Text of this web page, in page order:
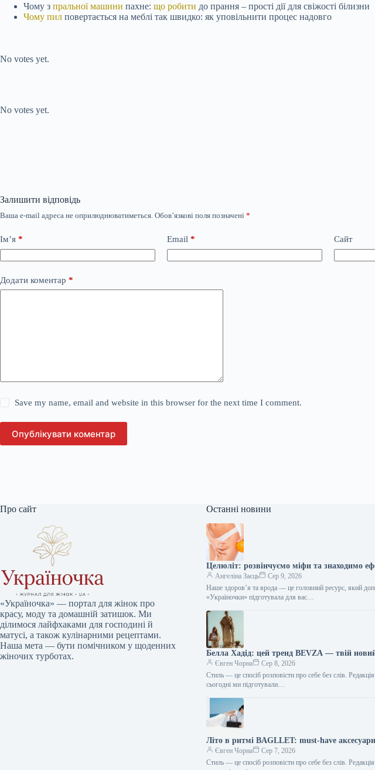
Чому з пральної машини пахне: що робити до прання – прості дії для свіжості білизни
Чому пил повертається на меблі так швидко: як уповільнити процес надовго
No votes yet.
No votes yet.
Залишити відповідь
Ваша e-mail адреса не оприлюднюватиметься. Обов’язкові поля позначені *
Ім’я * Email * Сайт
Додати коментар *
Save my name, email and website in this browser for the next time I comment.
Опублікувати коментар
Про сайт
«Україночка» — портал для жінок про
красу, моду та домашній затишок. Ми
ділимося лайфхаками для господині й
матусі, а також кулінарними рецептами.
Наша мета — бути помічником у щоденних
жіночих турботах.
Останні новини
Целюліт: розвінчуємо міфи та знаходимо
Ангеліна Заєць
Сер 9, 2026
Наше здоров’я та врода — це головний ресурс, який
«Україночки» підготувала для вас…
Белла Хадід: цей тренд BEVZA — твій
Євген Чорна
Сер 8, 2026
Стиль — це спосіб розповісти про себе без слів.
сьогодні ми підготували…
Літо в ритмі BAGLLET: must-have
Євген Чорна
Сер 7, 2026
Стиль — це спосіб розповісти про себе без слів.